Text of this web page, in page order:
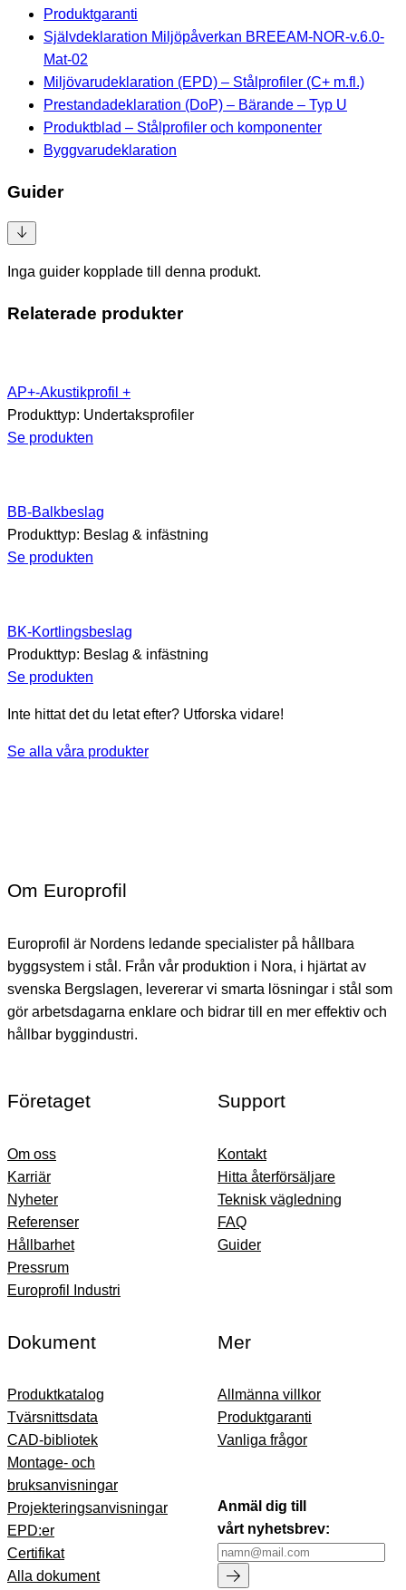
Produktgaranti
Självdeklaration Miljöpåverkan BREEAM-NOR-v.6.0-
Mat-02
Miljövarudeklaration (EPD) – Stålprofiler (C+ m.fl.)
Prestandadeklaration (DoP) – Bärande – Typ U
Produktblad – Stålprofiler och komponenter
Byggvarudeklaration
Guider
Inga guider kopplade till denna produkt.
Relaterade produkter
AP+-Akustikprofil +
Produkttyp: Undertaksprofiler
Se produkten
BB-Balkbeslag
Produkttyp: Beslag & infästning
Se produkten
BK-Kortlingsbeslag
Produkttyp: Beslag & infästning
Se produkten
Inte hittat det du letat efter? Utforska vidare!
Se alla våra produkter
Om Europrofil
Europrofil är Nordens ledande specialister på hållbara
byggsystem i stål. Från vår produktion i Nora, i hjärtat av
svenska Bergslagen, levererar vi smarta lösningar i stål som
gör arbetsdagarna enklare och bidrar till en mer effektiv och
hållbar byggindustri.
Företaget
Om oss
Karriär
Nyheter
Referenser
Hållbarhet
Pressrum
Europrofil Industri
Support
Kontakt
Hitta återförsäljare
Teknisk vägledning
FAQ
Guider
Dokument
Produktkatalog
Tvärsnittsdata
CAD-bibliotek
Montage- och
bruksanvisningar
Projekteringsanvisningar
EPD:er
Certifikat
Alla dokument
Mer
Allmänna villkor
Produktgaranti
Vanliga frågor
Anmäl dig till
vårt nyhetsbrev: